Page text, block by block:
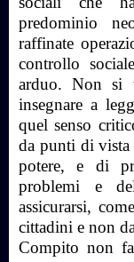
predominio
raffinate
controllo
arduo. Non si
insegnare a
quel senso
da punti di vista
potere, e di
problemi e
assicurarsi,
cittadini e non
Compito non